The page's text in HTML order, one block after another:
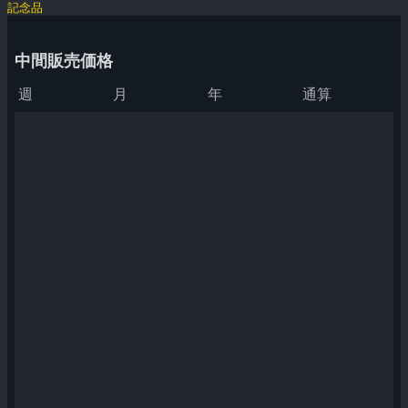
記念品
中間販売価格
週 月 年 通算